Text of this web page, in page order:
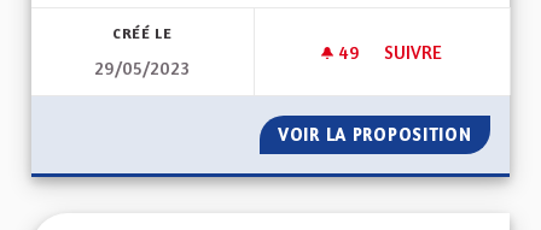
CRÉÉ LE
29/05/2023
49 49 ABONNÉS
SUIVRE
VOIR LA PROPOSITION